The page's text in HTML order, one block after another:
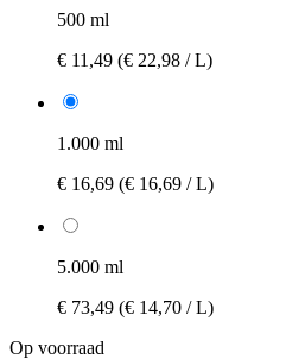
500 ml
€ 11,49 (€ 22,98 / L)
1.000 ml
€ 16,69 (€ 16,69 / L)
5.000 ml
€ 73,49 (€ 14,70 / L)
Op voorraad